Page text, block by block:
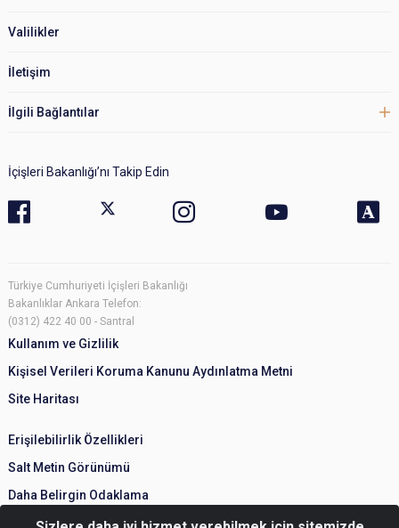
Valilikler
İletişim
İlgili Bağlantılar
İçişleri Bakanlığı’nı Takip Edin
Türkiye Cumhuriyeti İçişleri Bakanlığı
Bakanlıklar Ankara Telefon:
(0312) 422 40 00 - Santral
Kullanım ve Gizlilik
Kişisel Verileri Koruma Kanunu Aydınlatma Metni
Site Haritası
Erişilebilirlik Özellikleri
Salt Metin Görünümü
Daha Belirgin Odaklama